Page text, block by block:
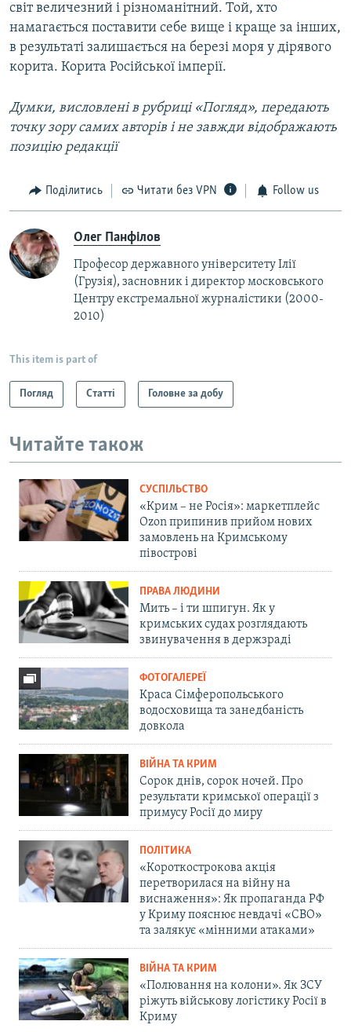
світ величезний і різноманітний. Той, хто
намагається поставити себе вище і краще за інших,
в результаті залишається на березі моря у дірявого
корита. Корита Російської імперії.
Думки, висловлені в рубриці «Погляд», передають
точку зору самих авторів і не завжди відображають
позицію редакції
Поділитись Читати без VPN Follow us
Олег Панфілов
Професор державного університету Ілії
(Грузія), засновник і директор московського
Центру екстремальної журналістики (2000-
2010)
This item is part of
Погляд Статті Головне за добу
Читайте також
СУСПІЛЬСТВО
«Крим – не Росія»: маркетплейс
Ozon припинив прийом нових
замовлень на Кримському
півострові
ПРАВА ЛЮДИНИ
Мить – і ти шпигун. Як у
кримських судах розглядають
звинувачення в держзраді
ФОТОГАЛЕРЕЇ
Краса Сімферопольського
водосховища та занедбаність
довкола
ВІЙНА ТА КРИМ
Сорок днів, сорок ночей. Про
результати кримської операції з
примусу Росії до миру
ПОЛІТИКА
«Короткострокова акція
перетворилася на війну на
виснаження»: Як пропаганда РФ
у Криму пояснює невдачі «СВО»
та залякує «мінними атаками»
ВІЙНА ТА КРИМ
«Полювання на колони». Як ЗСУ
ріжуть військову логістику Росії в
Криму